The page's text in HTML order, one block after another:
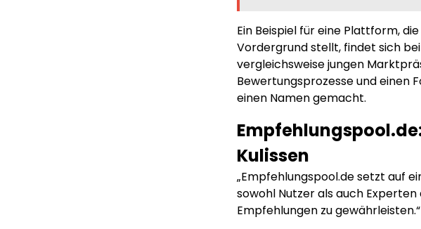
Ein Beispiel für eine Plattform,
Vordergrund stellt, findet sich
vergleichsweise jungen
Bewertungsprozesse und einen
einen Namen gemacht.
Kulissen
„Empfehlungspool.de setzt auf
sowohl Nutzer als auch
Empfehlungen zu